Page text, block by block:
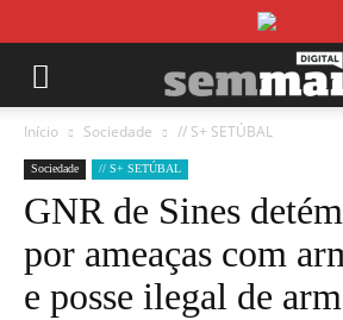
Início Sociedade // S+ SETÚBAL
Sociedade // S+ SETÚBAL
GNR de Sines
por ameaças com
e posse ilegal de